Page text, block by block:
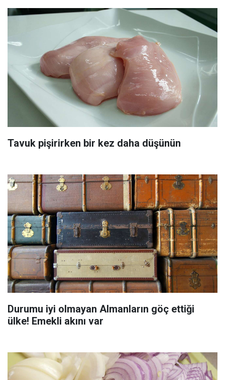
Tavuk pişirirken bir kez daha düşünün
Durumu iyi olmayan Almanların göç ettiği
ülke! Emekli akını var